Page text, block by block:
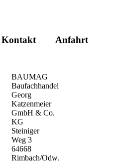
Kontakt
BAUMAG
Baufachhandel
Georg
Katzenmeier
GmbH & Co.
KG
Steiniger
Weg 3
64668
Rimbach/Odw.
Anfahrt